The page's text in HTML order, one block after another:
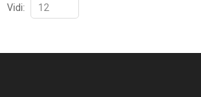
Vidi: